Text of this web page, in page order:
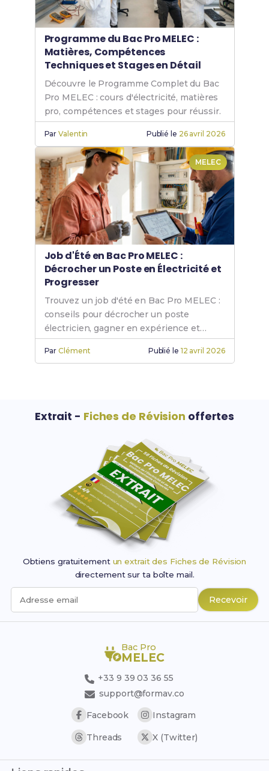
Programme du Bac Pro MELEC :
Matières, Compétences
Techniques et Stages en Détail
Découvre le Programme Complet du Bac
Pro MELEC : cours d'électricité, matières
pro, compétences et stages pour réussir.
ParValentin Publié le 26 avril 2026
MELEC
Job d'Été en Bac Pro MELEC :
Décrocher un Poste en Électricité et
Progresser
Trouvez un job d'été en Bac Pro MELEC :
conseils pour décrocher un poste
électricien, gagner en expérience et
booster votre carrière.
ParClément Publié le 12 avril 2026
Extrait - Fiches de Révision offertes
Obtiens gratuitement un extrait des Fiches de Révision
directement sur ta boîte mail.
Adresse email Recevoir
Bac Pro
MELEC
+33 9 39 03 36 55
support@formav.co
Facebook
Instagram
Threads X (Twitter)